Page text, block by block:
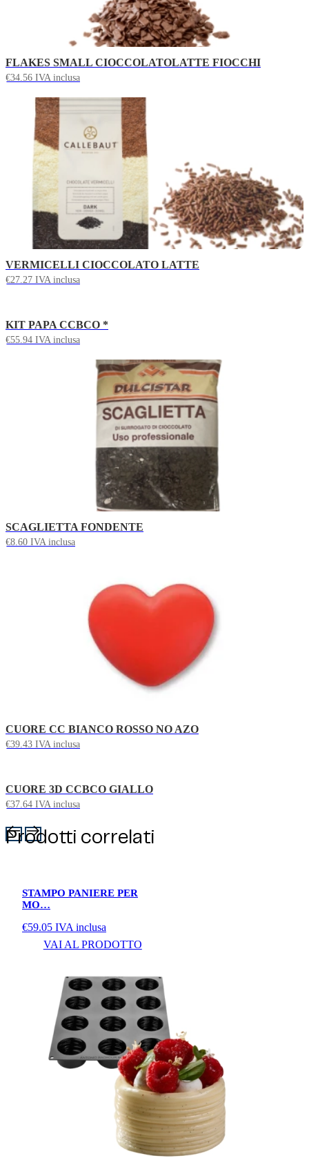
FLAKES SMALL CIOCCOLATOLATTE FIOCCHI
€34.56 IVA inclusa
VERMICELLI CIOCCOLATO LATTE
€27.27 IVA inclusa
KIT PAPA CCBCO *
€55.94 IVA inclusa
SCAGLIETTA FONDENTE
€8.60 IVA inclusa
CUORE CC BIANCO ROSSO NO AZO
€39.43 IVA inclusa
CUORE 3D CCBCO GIALLO
€37.64 IVA inclusa
Prodotti correlati
STAMPO PANIERE PER
MO…
€59.05 IVA inclusa
VAI AL PRODOTTO